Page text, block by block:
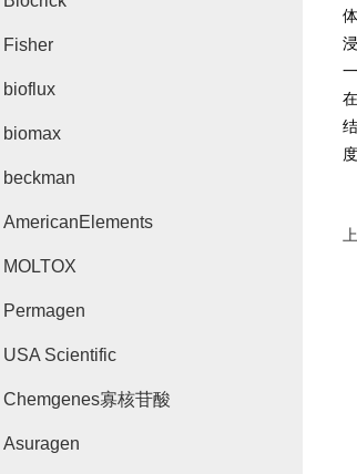
在
Fisher
bioflux
biomax
beckman
AmericanElements
MOLTOX
Permagen
USA Scientific
Chemgenes寡核苷酸
Asuragen